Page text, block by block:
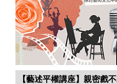
【藝述平權講座】親密戲